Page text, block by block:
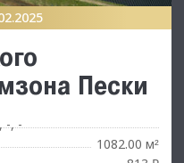
Пески
-, -
1082.00 м²